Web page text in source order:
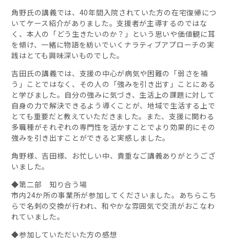
角野氏の講義では、 40年間入院されていた方の在宅復帰につ
いてケース紹介がありました。支援者が主導するのではな
く、本人の「どう生きたいのか？」という思いや価値観に耳
を傾け、一緒に物語を紡いでいくナラティブアプローチの実
践はとても興味深いものでした。
吉田氏の講義では、支援の中心が病気や困難の「弱さを補
う」ことではなく、その人の「強みを引き出す」ことにある
と学びました。自分の強みに気づき、生活上の課題に対して
自身の力で解決できるよう導くことが、地域で生活する上で
とても重要だと教えていただきました。また、支援に関わる
多職種がそれぞれの専門性を活かすことでより効果的にその
強みを引き出すことができると実感しました。
角野様、吉田様、お忙しい中、貴重なご講義ありがとうござ
いました。
◆第二部 知り合う場
市内24か所の事業所が参加してくださいました。あちらこち
らで名刺の交換が行われ、和やかな雰囲気で交流がおこなわ
れていました。
◆参加していただいた方の感想